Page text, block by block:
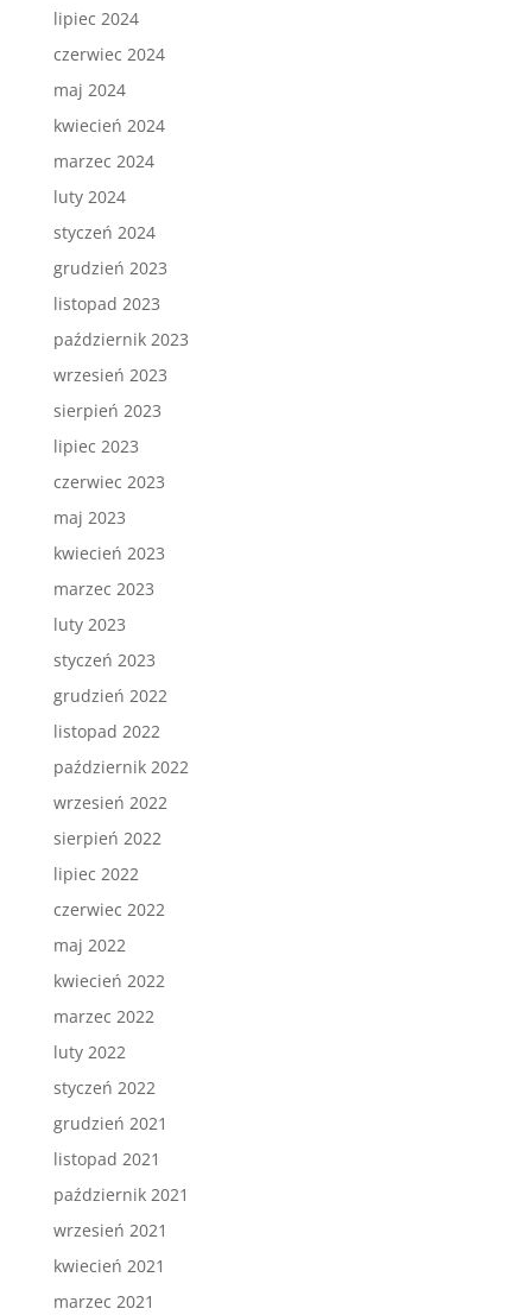
lipiec 2024
czerwiec 2024
maj 2024
kwiecień 2024
marzec 2024
luty 2024
styczeń 2024
grudzień 2023
listopad 2023
październik 2023
wrzesień 2023
sierpień 2023
lipiec 2023
czerwiec 2023
maj 2023
kwiecień 2023
marzec 2023
luty 2023
styczeń 2023
grudzień 2022
listopad 2022
październik 2022
wrzesień 2022
sierpień 2022
lipiec 2022
czerwiec 2022
maj 2022
kwiecień 2022
marzec 2022
luty 2022
styczeń 2022
grudzień 2021
listopad 2021
październik 2021
wrzesień 2021
kwiecień 2021
marzec 2021